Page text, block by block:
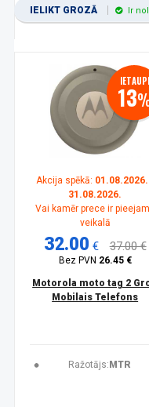
IELIKT GROZĀ Ir
IETAUPI
13
Akcija spēkā:
31.08.2026.
Vai kamēr prece ir
veikalā
32.00 € 37.00 €
Bez PVN 26.45 €
Motorola moto tag 2
Mobilais Telefons
Ražotājs: MTR